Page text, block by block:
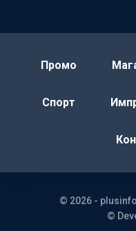
Промо
Спорт
© 2026 -
©